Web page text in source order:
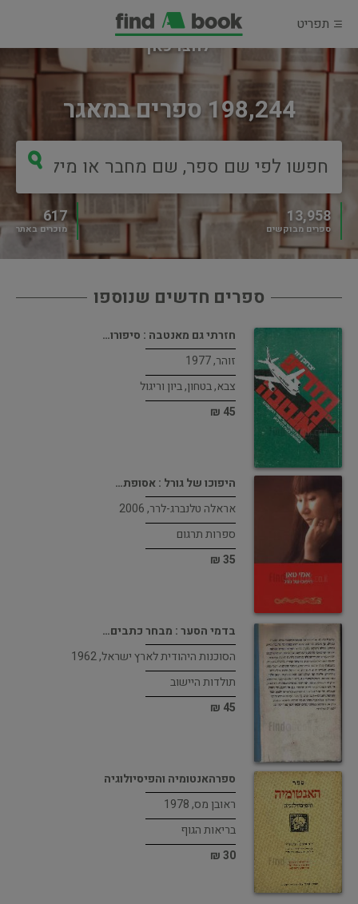
תפריט
198,244 ספרים במאגר
13,958
ספרים מבוקשים
617
מוכרים באתר
מוכרים ספר?
לחצו כאן
ספרים חדשים שנוספו
חזרתי גם מאנטבה : סיפורו…
זוהר, 1977
צבא, בטחון, ביון וריגול
45 ₪
היפוכו של גורל : אסופת…
אראלה טלנברג-לרר, 2006
ספרות תרגום
35 ₪
בדמי הסער : מבחר כתבים…
הסוכנות היהודית לארץ ישראל, 1962
תולדות היישוב
45 ₪
ספרהאנטומיה והפיסיולוגיה
ראובן מס, 1978
בריאות הגוף
30 ₪